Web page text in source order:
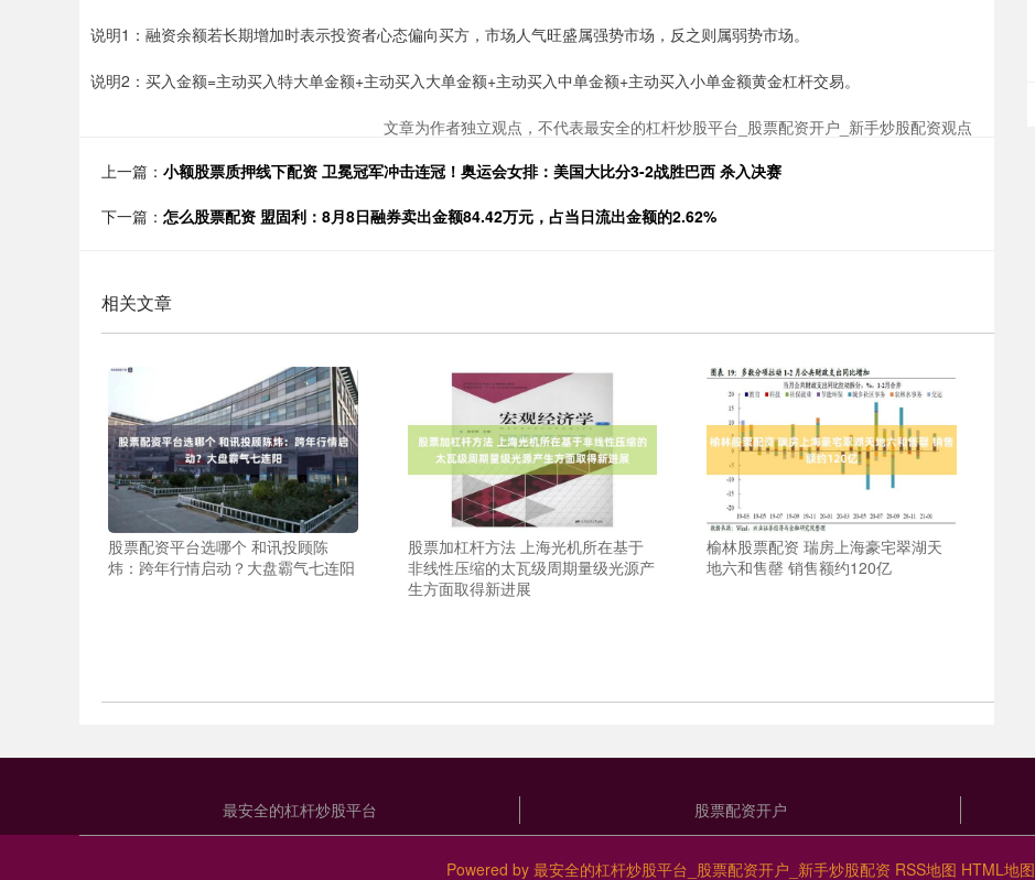
说明1：融资余额若长期增加时表示投资者心态偏向买方，市场人气旺盛属强势市场，反之则属弱势市场。
说明2：买入金额=主动买入特大单金额+主动买入大单金额+主动买入中单金额+主动买入小单金额黄金杠杆交易。
文章为作者独立观点，不代表最安全的杠杆炒股平台_股票配资开户_新手炒股配资观点
上一篇： 小额股票质押线下配资 卫冕冠军冲击连冠！奥运会女排：美国大比分3-2战胜巴西 杀入决赛
下一篇： 怎么股票配资 盟固利：8月8日融券卖出金额84.42万元，占当日流出金额的2.62%
相关文章
股票配资平台选哪个 和讯投顾陈
炜：跨年行情启动？大盘霸气七连阳
股票加杠杆方法 上海光机所在基于
非线性压缩的太瓦级周期量级光源产
生方面取得新进展
榆林股票配资 瑞房上海豪宅翠湖天
地六和售罄 销售额约120亿
最安全的杠杆炒股平台 股票配资开户
Powered by 最安全的杠杆炒股平台_股票配资开户_新手炒股配资 RSS地图 HTML地图